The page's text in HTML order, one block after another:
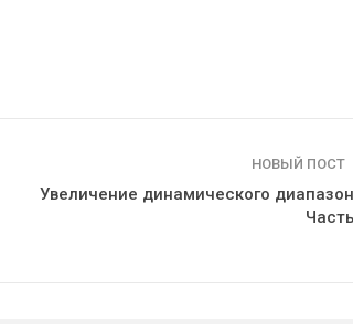
НОВЫЙ ПОСТ
Увеличение динамического